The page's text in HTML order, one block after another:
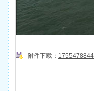
附件下载：